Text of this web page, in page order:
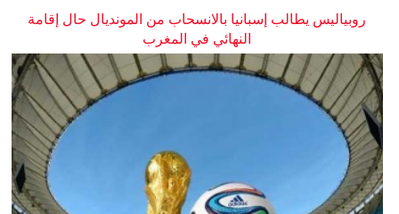
روبياليس يطالب إسبانيا بالانسحاب من المونديال حال إقامة
النهائي في المغرب